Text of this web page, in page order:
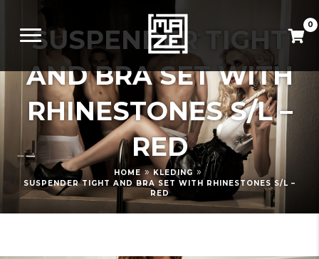
0
SUSPENDER TIGHT
AND BRA SET WITH
RHINESTONES S/L –
RED
HOME » KLEDING »
SUSPENDER TIGHT AND BRA SET WITH RHINESTONES S/L –
RED